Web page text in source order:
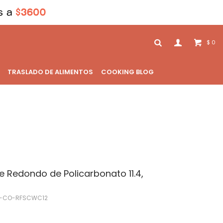
TRASLADO DE ALIMENTOS COOKING BLOG
$ 0
de Policarbonato 11.4,
RFSCWC12